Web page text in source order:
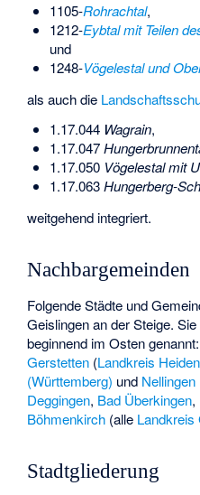
1105-Rohrachtal,
1212-Eybtal mit Teilen
und
1248-Vögelestal und
als auch die
1.17.044 Wagrain,
1.17.047
1.17.050 Vögelestal mit
1.17.063Hungerberg-
weitgehend integriert.
Nachbargemeinden
Folgende Städte und
Geislingen an der Steige.
beginnend im Osten genannt:
Gerstetten (Landkreis
(Württemberg) und Nellingen
Deggingen, Bad Überkingen,
Böhmenkirch (alle Landkreis
Stadtgliederung